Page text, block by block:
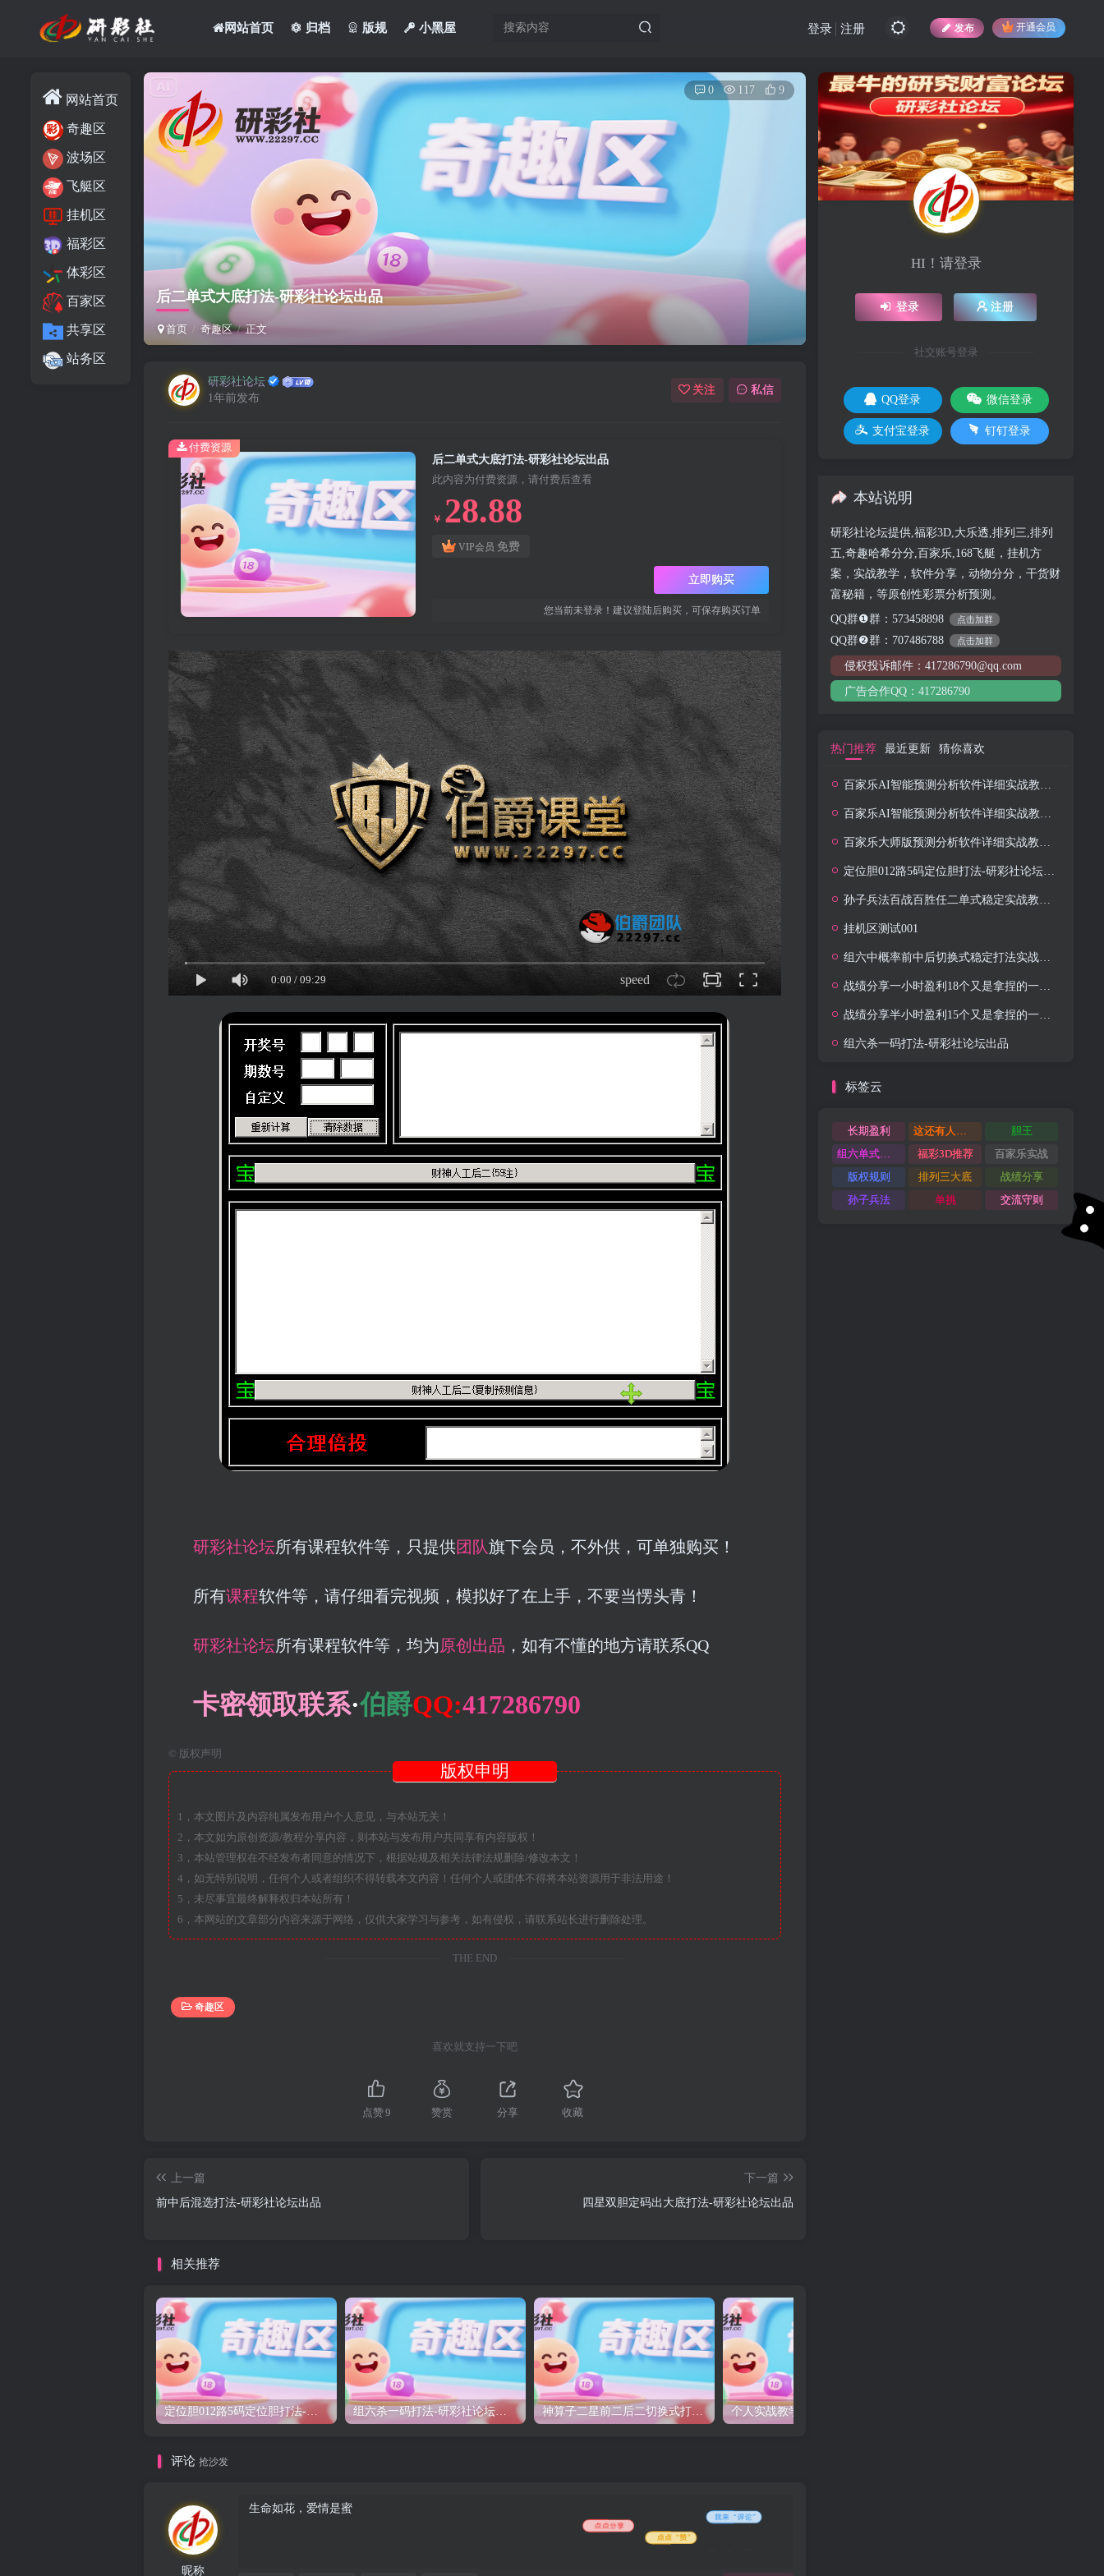
网站首页 归档 版规 小黑屋 发布 开通会员
登录 注册
网站首页
奇趣区
波场区
飞艇区
挂机区
福彩区
体彩区
百家区
共享区
站务区
后二单式大底打法-研彩社论坛出品
首页 奇趣区 正文
0 117 9
研彩社论坛
1年前发布
关注 私信
后二单式大底打法-研彩社论坛出品
此内容为付费资源，请付费后查看
￥ 28.88
VIP会员 免费
立即购买
您当前未登录！建议登陆后购买，可保存购买订单
付费资源
0:00/ 09:29 speed
研彩社论坛所有课程软件等，只提供团队旗下会员，不外供，可单独购买！
所有课程软件等，请仔细看完视频，模拟好了在上手，不要当愣头青！
研彩社论坛所有课程软件等，均为原创出品 ，如有不懂的地方请联系QQ
卡密领取联系·伯爵QQ:417286790
© 版权声明
版权申明
1，本文图片及内容纯属发布用户个人意见，与本站无关！
2，本文如为原创资源/教程分享内容，则本站与发布用户共同享有内容版权！
3，本站管理权在不经发布者同意的情况下，根据站规及相关法律法规删除/修改本文！
4，如无特别说明，任何个人或者组织不得转载本文内容！任何个人或团体不得将本站资源用于非法用途！
5，未尽事宜最终解释权归本站所有！
6，本网站的文章部分内容来源于网络，仅供大家学习与参考，如有侵权，请联系站长进行删除处理。
THE END
奇趣区
喜欢就支持一下吧
点赞9 赞赏 分享 收藏
上一篇
前中后混选打法-研彩社论坛出品
下一篇
四星双胆定码出大底打法-研彩社论坛出品
相关推荐
定位胆012路5码定位胆打法-研彩社论坛出品 组六杀一码打法-研彩社论坛出品 神算子二星前二后二切换式打法-研彩社论坛出品 个人实战教学回放 轻松拿捏25个
评论 抢沙发
昵称
HI！请登录
登录 注册
社交账号登录
QQ登录 微信登录
支付宝登录 钉钉登录
本站说明
研彩社论坛提供,福彩3D,大乐透,排列三,排列
五,奇趣哈希分分,百家乐,168飞艇，挂机方
案，实战教学，软件分享，动物分分，干货财
富秘籍，等原创性彩票分析预测。
QQ群❶群：573458898
点击加群
QQ群❷群：707486788 点击加群
侵权投诉邮件：417286790@qq.com
广告合作QQ：417286790
热门推荐 最近更新 猜你喜欢
百家乐AI智能预测分析软件详细实战教学②-研彩社论坛出品
百家乐AI智能预测分析软件详细实战教学-研彩社论坛出品
百家乐大师版预测分析软件详细实战教学①-研彩社论坛出品
定位胆012路5码定位胆打法-研彩社论坛出品
孙子兵法百战百胜任二单式稳定实战教学-研彩社论坛出品
挂机区测试001
组六中概率前中后切换式稳定打法实战教学-研彩社论坛出品
战绩分享一小时盈利18个又是拿捏的一天-研彩社论坛出品
战绩分享半小时盈利15个又是拿捏的一天-研彩社论坛出品
组六杀一码打法-研彩社论坛出品
标签云
长期盈利 这还有人管理吗？
胆王
组六单式打法
福彩3D推荐
百家乐实战
版权规则
排列三大底
战绩分享
孙子兵法
单挑 交流守则